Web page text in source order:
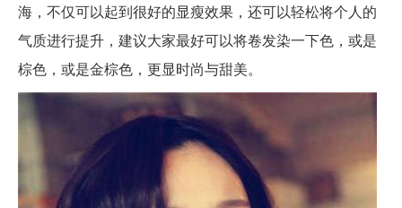
海，不仅可以起到很好的显瘦效果，还可以轻松将个人的
气质进行提升，建议大家最好可以将卷发染一下色，或是
棕色，或是金棕色，更显时尚与甜美。